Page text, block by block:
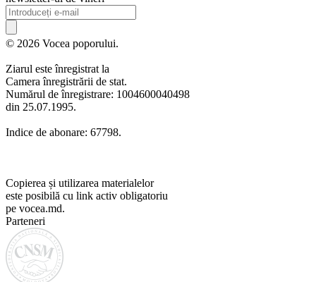
© 2026 Vocea poporului.
Ziarul este înregistrat la
Camera înregistrării de stat.
Numărul de înregistrare: 1004600040498
din 25.07.1995.
Indice de abonare: 67798.
Copierea și utilizarea materialelor
este posibilă cu link activ obligatoriu
pe vocea.md.
Parteneri